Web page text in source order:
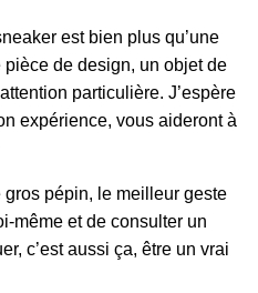
est bien plus qu’une
pièce de design, un objet de
particulière. J’espère
expérience, vous aideront à
pépin, le meilleur geste
même et de consulter un
c’est aussi ça, être un vrai